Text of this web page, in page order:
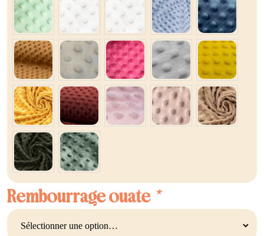
Rembourrage ouate *